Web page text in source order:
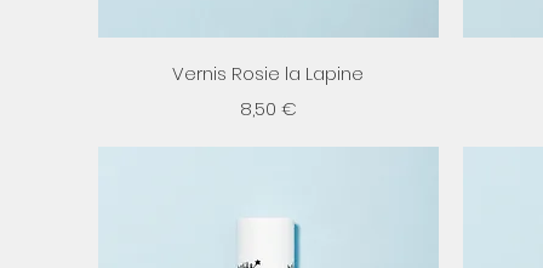
Aperçu rapide
Vernis Rosie la Lapine
Prix
8,50 €